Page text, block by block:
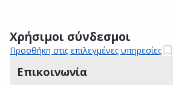
Χρήσιμοι σύνδεσμοι
Προσθήκη στις επιλεγμένες υπηρεσίες
Επικοινωνία